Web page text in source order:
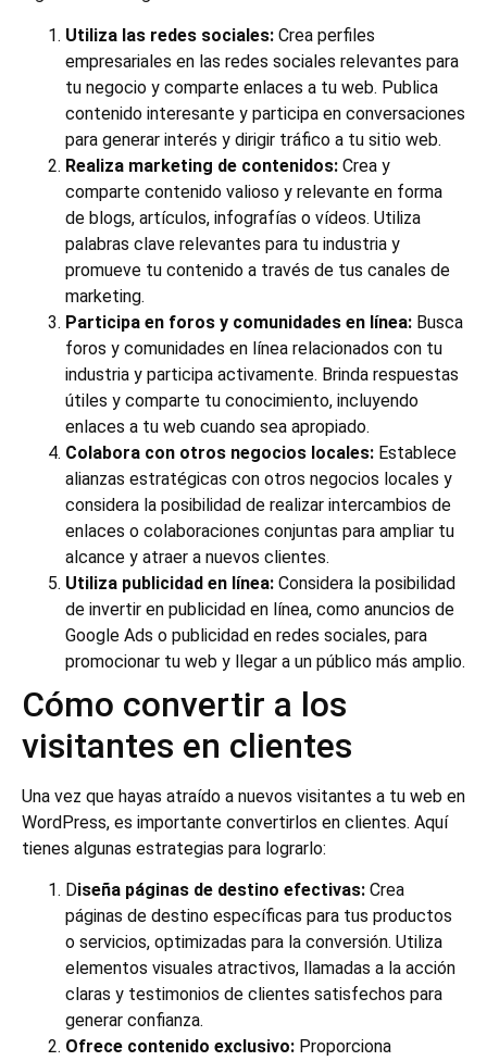
Utiliza las redes sociales: Crea perfiles
empresariales en las redes sociales relevantes para
tu negocio y comparte enlaces a tu web. Publica
contenido interesante y participa en conversaciones
para generar interés y dirigir tráfico a tu sitio web.
Realiza marketing de contenidos: Crea y
comparte contenido valioso y relevante en forma
de blogs, artículos, infografías o vídeos. Utiliza
palabras clave relevantes para tu industria y
promueve tu contenido a través de tus canales de
marketing.
Participa en foros y comunidades en línea: Busca
foros y comunidades en línea relacionados con tu
industria y participa activamente. Brinda respuestas
útiles y comparte tu conocimiento, incluyendo
enlaces a tu web cuando sea apropiado.
Colabora con otros negocios locales: Establece
alianzas estratégicas con otros negocios locales y
considera la posibilidad de realizar intercambios de
enlaces o colaboraciones conjuntas para ampliar tu
alcance y atraer a nuevos clientes.
Utiliza publicidad en línea: Considera la posibilidad
de invertir en publicidad en línea, como anuncios de
Google Ads o publicidad en redes sociales, para
promocionar tu web y llegar a un público más amplio.
Cómo convertir a los
visitantes en clientes
Una vez que hayas atraído a nuevos visitantes a tu web en
WordPress, es importante convertirlos en clientes. Aquí
tienes algunas estrategias para lograrlo:
Diseña páginas de destino efectivas: Crea
páginas de destino específicas para tus productos
o servicios, optimizadas para la conversión. Utiliza
elementos visuales atractivos, llamadas a la acción
claras y testimonios de clientes satisfechos para
generar confianza.
Ofrece contenido exclusivo: Proporciona